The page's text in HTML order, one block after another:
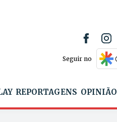
Seguir no
REPORTAGENS OPINIÃO